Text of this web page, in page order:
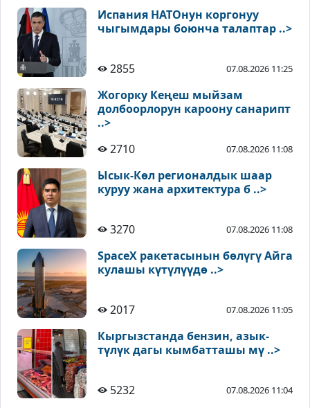
Испания НАТОнун коргонуу
чыгымдары боюнча талаптар ..>
2855 07.08.2026 11:25
Жогорку Кеңеш мыйзам
долбоорлорун кароону санарипт
..>
2710
07.08.2026 11:08
Ысык-Көл регионалдык шаар
куруу жана архитектура б ..>
3270 07.08.2026 11:08
SpaceX ракетасынын бөлүгү Айга
кулашы күтүлүүдө ..>
2017 07.08.2026 11:05
Кыргызстанда бензин, азык-
түлүк дагы кымбатташы мү ..>
5232 07.08.2026 11:04